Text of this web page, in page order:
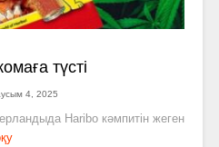
түсті
4, 2025
Haribo кәмпитін жеген